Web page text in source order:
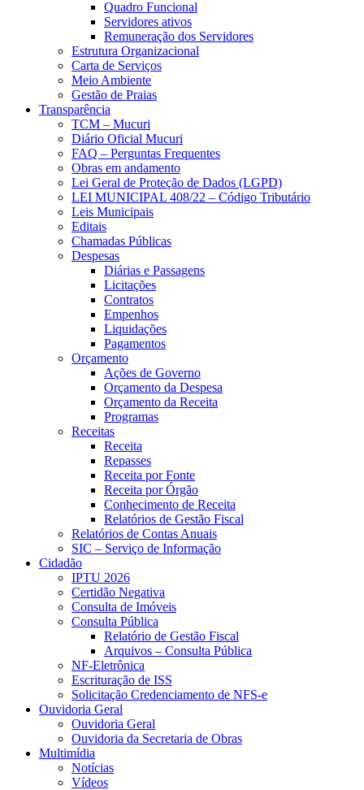
Quadro Funcional
Servidores ativos
Remuneração dos Servidores
Estrutura Organizacional
Carta de Serviços
Meio Ambiente
Gestão de Praias
Transparência
TCM – Mucuri
Diário Oficial Mucuri
FAQ – Perguntas Frequentes
Obras em andamento
Lei Geral de Proteção de Dados (LGPD)
LEI MUNICIPAL 408/22 – Código Tributário
Leis Municipais
Editais
Chamadas Públicas
Despesas
Diárias e Passagens
Licitações
Contratos
Empenhos
Liquidações
Pagamentos
Orçamento
Ações de Governo
Orçamento da Despesa
Orçamento da Receita
Programas
Receitas
Receita
Repasses
Receita por Fonte
Receita por Órgão
Conhecimento de Receita
Relatórios de Gestão Fiscal
Relatórios de Contas Anuais
SIC – Serviço de Informação
Cidadão
IPTU 2026
Certidão Negativa
Consulta de Imóveis
Consulta Pública
Relatório de Gestão Fiscal
Arquivos – Consulta Pública
NF-Eletrônica
Escrituração de ISS
Solicitação Credenciamento de NFS-e
Ouvidoria Geral
Ouvidoria Geral
Ouvidoria da Secretaria de Obras
Multimídia
Notícias
Vídeos